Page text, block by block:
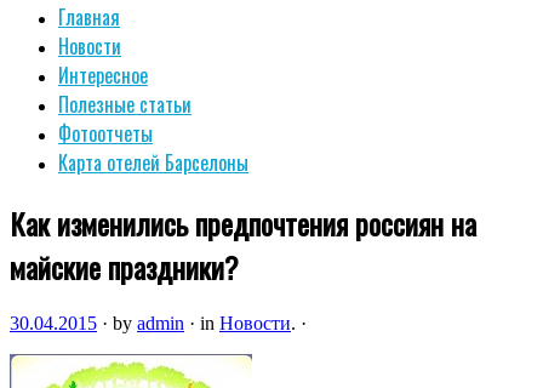
Главная
Новости
Интересное
Полезные статьи
Фотоотчеты
Карта отелей Барселоны
Как изменились предпочтения россиян на
майские праздники?
30.04.2015 · by admin · in Новости. ·